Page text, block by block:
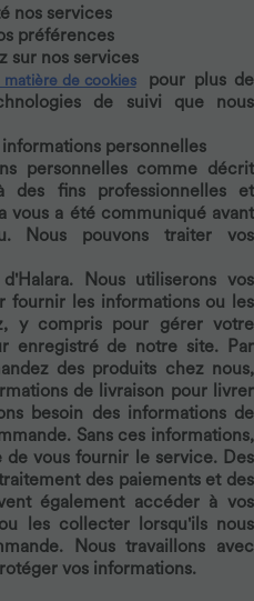
nos services
préférences
sur nos services
de cookies
pour plus de
de suivi que nous
personnelles
personnelles comme décrit
des fins professionnelles et
vous a été communiqué avant
Nous pouvons traiter vos
Nous utiliserons vos
fournir les informations ou les
y compris pour gérer votre
enregistré de notre site. Par
des produits chez nous,
de livraison pour livrer
besoin des informations de
Sans ces informations,
de vous fournir le service. Des
des paiements et des
également accéder à vos
les collecter lorsqu'ils nous
Nous travaillons avec
vos informations.